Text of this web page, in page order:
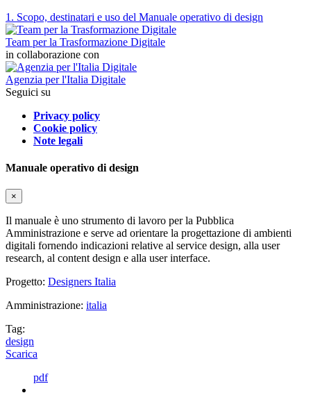
1. Scopo, destinatari e uso del Manuale operativo di design
Team per la Trasformazione Digitale
in collaborazione con
Agenzia per l'Italia Digitale
Seguici su
Privacy policy
Cookie policy
Note legali
Manuale operativo di design
×
Il manuale è uno strumento di lavoro per la Pubblica
Amministrazione e serve ad orientare la progettazione di ambienti
digitali fornendo indicazioni relative al service design, alla user
research, al content design e alla user interface.
Progetto: Designers Italia
Amministrazione: italia
Tag:
design
Scarica
pdf